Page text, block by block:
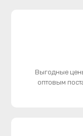
Выгодные
оптовым